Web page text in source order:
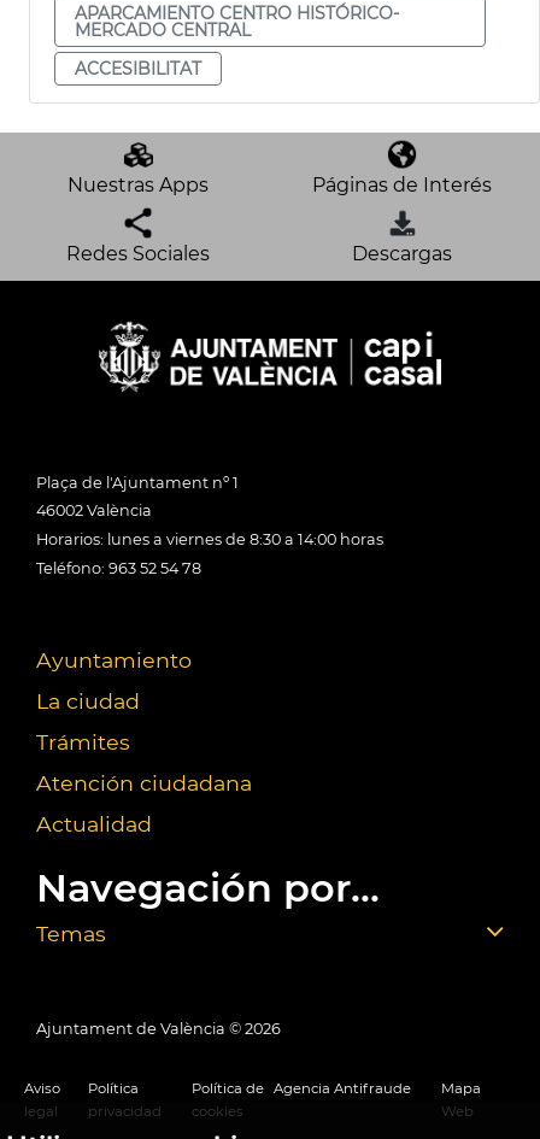
APARCAMIENTO CENTRO HISTÓRICO-
MERCADO CENTRAL
ACCESIBILITAT
Nuestras Apps Páginas de Interés
Redes Sociales Descargas
Plaça de l'Ajuntament nº 1
46002 València
Horarios: lunes a viernes de 8:30 a 14:00 horas
Teléfono: 963 52 54 78
Ayuntamiento
La ciudad
Trámites
Atención ciudadana
Actualidad
Navegación por...
Temas
Ajuntament de València © 2026
Aviso
legal
Política
privacidad
Política de
cookies
Agencia Antifraude
Mapa
Web